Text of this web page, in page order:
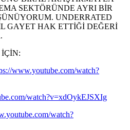
SEKTÖRÜNDE AYRI BİR
UNDERRATED
GAYET HAK ETTİĞİ DEĞERİ
www.youtube.com/watch?
watch?v=xdOykEJSXIg
watch?